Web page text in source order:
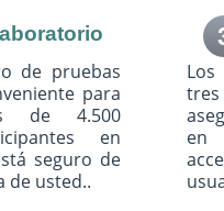
de pruebas
para
de 4.500
en
seguro de
de usted..
en